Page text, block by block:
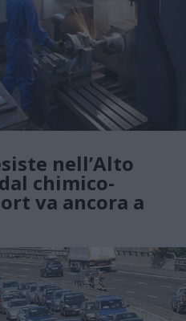
nell’Alto
chimico-
va ancora a